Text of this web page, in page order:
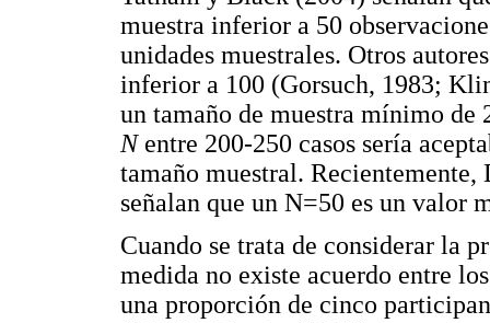
muestra inferior a 50
unidades muestrales. Otros
inferior a 100 (Gorsuch, 1983;
un tamaño de muestra mínimo de
N entre 200-250 casos sería
tamaño muestral.
señalan que un N=50 es un valor
Cuando se trata de considerar la
medida no existe acuerdo entre
una proporción de cinco